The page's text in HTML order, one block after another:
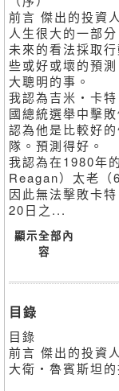
前言 傑出的投資
人生很大的一部
未來的看法採取
些或好或壞的預
大聰明的事。
我認為吉米・卡
國總統選舉中擊
認為他是比較好
隊。預測得好。
我認為在1980年
Reagan）太老（
因此無法擊敗卡
20日之...
顯示全部內
容
目錄
目錄
前言 傑出的投資
大衛・魯賓斯坦